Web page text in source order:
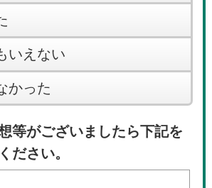
いえない
かった
等がございましたら下記を
ださい。